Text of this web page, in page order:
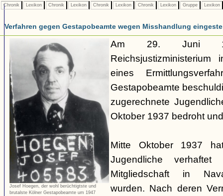
Chronik Lexikon Chronik Lexikon Chronik Lexikon Chronik Lexikon Gruppe Lexikon
Verfahren gegen Gestapobeamte wegen Misshandlung
Josef Hoegen, der wohl berüchtigtste und
brutalste Kölner Gestapobeamte um 1947
Am 29. Juni
eines
Gestapobeamte
zugerechnete
Oktober 1937 bedroht
Mitte Oktober 1937
Jugendliche
Mitgliedschaft in
wurden. Nach deren